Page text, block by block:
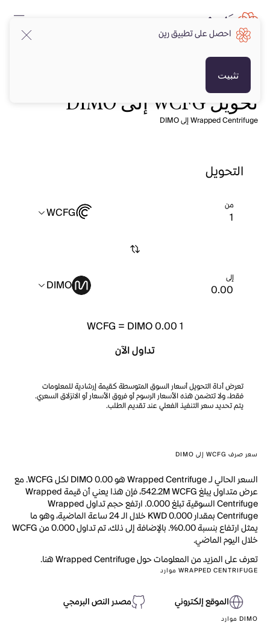
تحويل WCFG إلى DIMO
Wrapped Centrifuge إلى DIMO
التحويل
من WCFG
إلى DIMO
1
WCFG = DIMO 0.00
تداول الآن
تعرض أداة التحويل أسعار السوق المتوسطة كقيمة إرشادية للمعلومات
فقط، ولا تتضمن هذه الأسعار الرسوم أو فروق الأسعار أو الانزلاق السعري.
يتم تحديد سعر التنفيذ الفعلي عند تقديم الطلب.
سعر صرف WCFG إلى DIMO
السعر الحالي لـ Wrapped Centrifuge هو DIMO 0.00 لكل WCFG. مع
عرض متداول يبلغ 542.2M WCFG، فإن هذا يعني أن قيمة Wrapped
Centrifuge السوقية تبلغ 0.000. ارتفع حجم تداول Wrapped
Centrifuge بمقدار KWD 0.000 خلال الـ 24 ساعة الماضية، وهو ما
يمثل ارتفاع بنسبة 0.00%. بالإضافة إلى ذلك، تم تداول 0.000 من WCFG
خلال اليوم الماضي.
تعرف على المزيد من المعلومات حول Wrapped Centrifuge هنا.
WRAPPED CENTRIFUGE موارد
الموقع إلكتروني مصدر النص البرمجي
DIMO موارد
احصل على تطبيق رين
تثبيت